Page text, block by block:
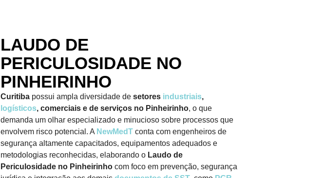
LAUDO DE
PERICULOSIDADE NO
PINHEIRINHO
Curitiba possui ampla diversidade de setores industriais,
logísticos, comerciais e de serviços no Pinheirinho, o que
demanda um olhar especializado e minucioso sobre processos que
envolvem risco potencial. A NewMedT conta com engenheiros de
segurança altamente capacitados, equipamentos adequados e
metodologias reconhecidas, elaborando o Laudo de
Periculosidade no Pinheirinho com foco em prevenção, segurança